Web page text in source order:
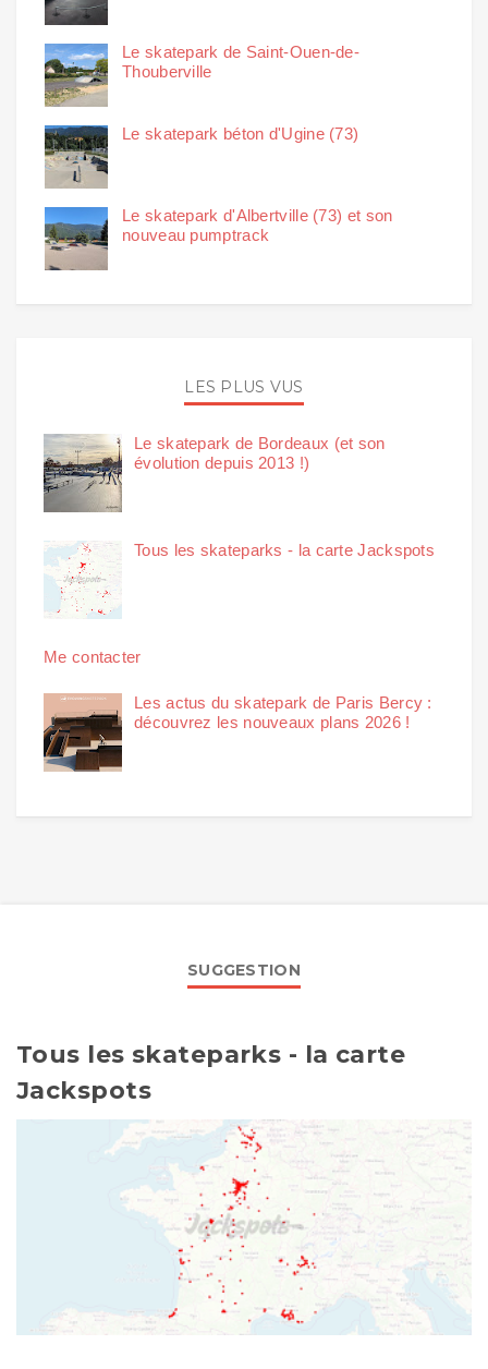
Le skatepark de Saint-Ouen-de-
Thouberville
Le skatepark béton d'Ugine (73)
Le skatepark d'Albertville (73) et son
nouveau pumptrack
LES PLUS VUS
Le skatepark de Bordeaux (et son
évolution depuis 2013 !)
Tous les skateparks - la carte Jackspots
Me contacter
Les actus du skatepark de Paris Bercy :
découvrez les nouveaux plans 2026 !
SUGGESTION
Tous les skateparks - la carte
Jackspots